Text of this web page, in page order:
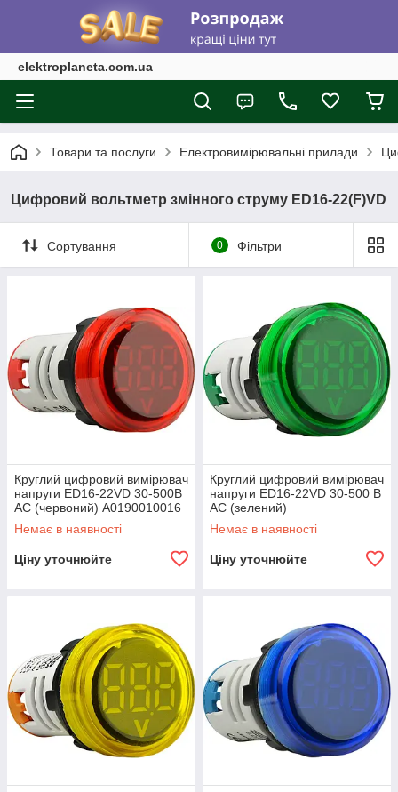
elektroplaneta.com.ua
Товари та послуги Електровимірювальні прилади
Цифровий вольтметр змінного струму ED16-22(F)VD
Сортування 0 Фільтри
Круглий цифровий вимірювач
напруги ED16-22VD 30-500В
АС (червоний) A0190010016
Немає в наявності
Ціну уточнюйте
Круглий цифровий вимірювач
напруги ED16-22VD 30-500 В
АС (зелений)
Немає в наявності
Ціну уточнюйте